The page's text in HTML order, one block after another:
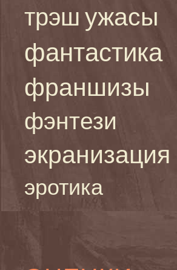
трэш ужасы
фантастика
франшизы
фэнтези
экранизация
эротика